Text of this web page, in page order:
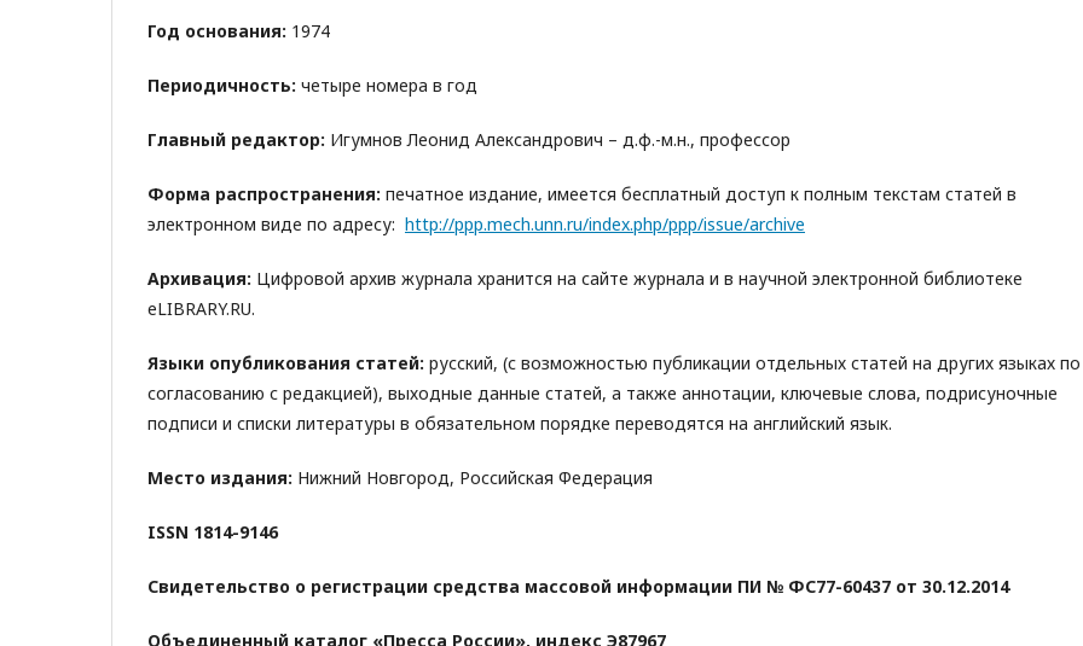
Год основания: 1974
Периодичность: четыре номера в год
Главный редактор: Игумнов Леонид Александрович – д.ф.-м.н., профессор
Форма распространения: печатное издание, имеется бесплатный доступ к полным текстам статей в
электронном виде по адресу: http://ppp.mech.unn.ru/index.php/ppp/issue/archive
Архивация: Цифровой архив журнала хранится на сайте журнала и в научной электронной библиотеке
eLIBRARY.RU.
Языки опубликования статей: русский, (с возможностью публикации отдельных статей на других языках по
согласованию с редакцией), выходные данные статей, а также аннотации, ключевые слова, подрисуночные
подписи и списки литературы в обязательном порядке переводятся на английский язык.
Место издания: Нижний Новгород, Российская Федерация
ISSN 1814-9146
Свидетельство о регистрации средства массовой информации ПИ № ФС77-60437 от 30.12.2014
Объединенный каталог «Пресса России», индекс Э87967